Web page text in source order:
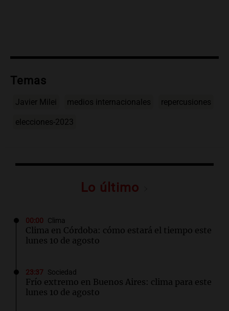
Temas
Javier Milei medios internacionales repercusiones
elecciones-2023
Lo último
00:00 Clima
Clima en Córdoba: cómo estará el tiempo este
lunes 10 de agosto
23:37 Sociedad
Frío extremo en Buenos Aires: clima para este
lunes 10 de agosto